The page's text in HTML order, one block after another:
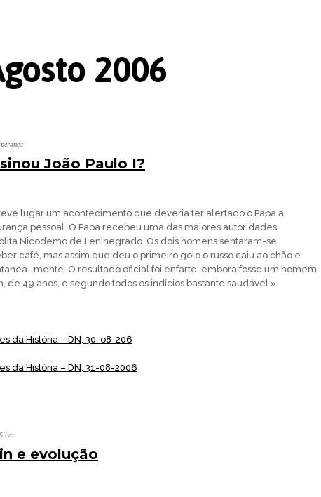
2006
João Paulo I?
lugar um acontecimento que deveria ter alertado o Papa a
pessoal. O Papa recebeu uma das maiores autoridades
Nicodemo de Leninegrado. Os dois homens sentaram-se
café, mas assim que deu o primeiro golo o russo caiu ao chão e
mente. O resultado oficial foi enfarte, embora fosse um homem
de 49 anos, e segundo todos os indícios bastante saudável.»
da História – DN, 30-o8-206
da História – DN, 31-08-2006
e evolução